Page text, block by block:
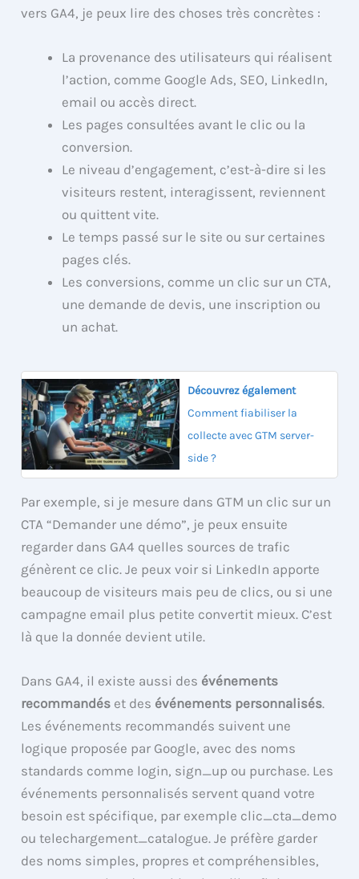
vers GA4, je peux lire des choses très concrètes :
La provenance des utilisateurs qui réalisent
l’action, comme Google Ads, SEO, LinkedIn,
email ou accès direct.
Les pages consultées avant le clic ou la
conversion.
Le niveau d’engagement, c’est-à-dire si les
visiteurs restent, interagissent, reviennent
ou quittent vite.
Le temps passé sur le site ou sur certaines
pages clés.
Les conversions, comme un clic sur un CTA,
une demande de devis, une inscription ou
un achat.
Découvrez également
Comment fiabiliser la
collecte avec GTM server-
side ?
Par exemple, si je mesure dans GTM un clic sur un
CTA “Demander une démo”, je peux ensuite
regarder dans GA4 quelles sources de trafic
génèrent ce clic. Je peux voir si LinkedIn apporte
beaucoup de visiteurs mais peu de clics, ou si une
campagne email plus petite convertit mieux. C’est
là que la donnée devient utile.
Dans GA4, il existe aussi des événements
recommandés et des événements personnalisés.
Les événements recommandés suivent une
logique proposée par Google, avec des noms
standards comme login, sign_up ou purchase. Les
événements personnalisés servent quand votre
besoin est spécifique, par exemple clic_cta_demo
ou telechargement_catalogue. Je préfère garder
des noms simples, propres et compréhensibles,